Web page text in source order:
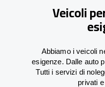
Veicoli
Abbiamo i veicoli
esigenze. Dalle auto
Tutti i servizi di
privati